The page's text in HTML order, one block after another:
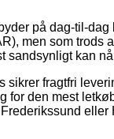
på dag-til-
men som
sandsynligt kan
sikrer fragtfri
for den mest